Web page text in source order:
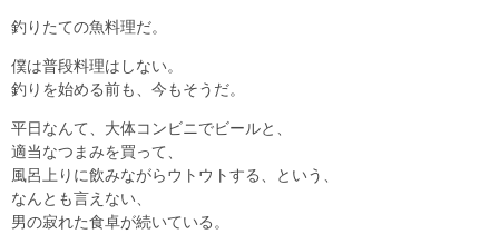
釣りたての魚料理だ。
僕は普段料理はしない。
釣りを始める前も、今もそうだ。
平日なんて、大体コンビニでビールと、
適当なつまみを買って、
風呂上りに飲みながらウトウトする、という、
なんとも言えない、
男の寂れた食卓が続いている。